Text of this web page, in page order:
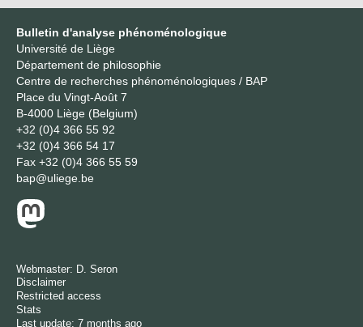
Bulletin d'analyse phénoménologique
Université de Liège
Département de philosophie
Centre de recherches phénoménologiques / BAP
Place du Vingt-Août 7
B-4000 Liège (Belgium)
+32 (0)4 366 55 92
+32 (0)4 366 54 17
Fax +32 (0)4 366 55 59
bap@uliege.be
Webmaster: D. Seron
Disclaimer
Restricted access
Stats
Last update: 7 months ago